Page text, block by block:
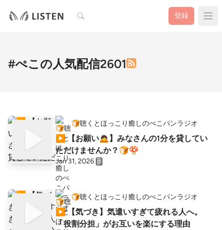
検索 登録
#ぺこの人気配信2601
🍞聴くとほっこり癒しのぺこパンラジオ
▶︎ 【お願い🙇】みなさんの1分を貸してい
ただけませんか？🍞🍄
Jan 31, 2026
🍞聴くとほっこり癒しのぺこパンラジオ
▶︎ 【気づき】気遣いすぎて疲れる人へ。
「役割分担」がお互いを楽にする理由